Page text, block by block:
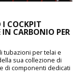
I COCKPIT
IN CARBONIO PER
tubazioni per telai e
sua collezione di
di componenti dedicati